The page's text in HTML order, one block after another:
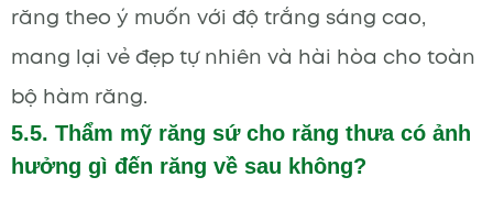
răng theo ý muốn với độ trắng sáng cao,
mang lại vẻ đẹp tự nhiên và hài hòa cho toàn
bộ hàm răng.
5.5. Thẩm mỹ răng sứ cho răng thưa có ảnh
hưởng gì đến răng về sau không?